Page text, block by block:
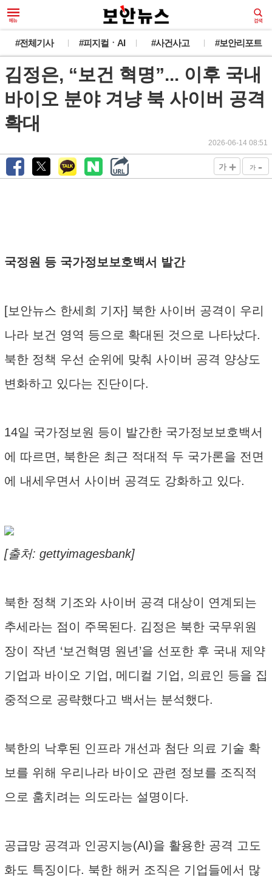
#전체기사 #피지컬ㆍAI #사건사고 #보안리포트
김정은, “보건 혁명”... 이후 국내
바이오 분야 겨냥 북 사이버 공격
확대
2026-06-14 08:51
가 + 가 -
국정원 등 국가정보보호백서 발간
[보안뉴스 한세희 기자] 북한 사이버 공격이 우리
나라 보건 영역 등으로 확대된 것으로 나타났다.
북한 정책 우선 순위에 맞춰 사이버 공격 양상도
변화하고 있다는 진단이다.
14일 국가정보원 등이 발간한 국가정보보호백서
에 따르면, 북한은 최근 적대적 두 국가론을 전면
에 내세우면서 사이버 공격도 강화하고 있다.
[출처: gettyimagesbank]
북한 정책 기조와 사이버 공격 대상이 연계되는
추세라는 점이 주목된다. 김정은 북한 국무위원
장이 작년 ‘보건혁명 원년’을 선포한 후 국내 제약
기업과 바이오 기업, 메디컬 기업, 의료인 등을 집
중적으로 공략했다고 백서는 분석했다.
북한의 낙후된 인프라 개선과 첨단 의료 기술 확
보를 위해 우리나라 바이오 관련 정보를 조직적
으로 훔치려는 의도라는 설명이다.
공급망 공격과 인공지능(AI)을 활용한 공격 고도
화도 특징이다. 북한 해커 조직은 기업들에서 많